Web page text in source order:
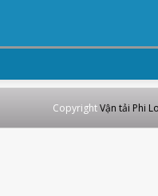
CopyrightVận tải Phi